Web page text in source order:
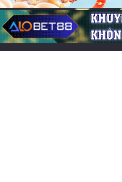
Bài viết mới